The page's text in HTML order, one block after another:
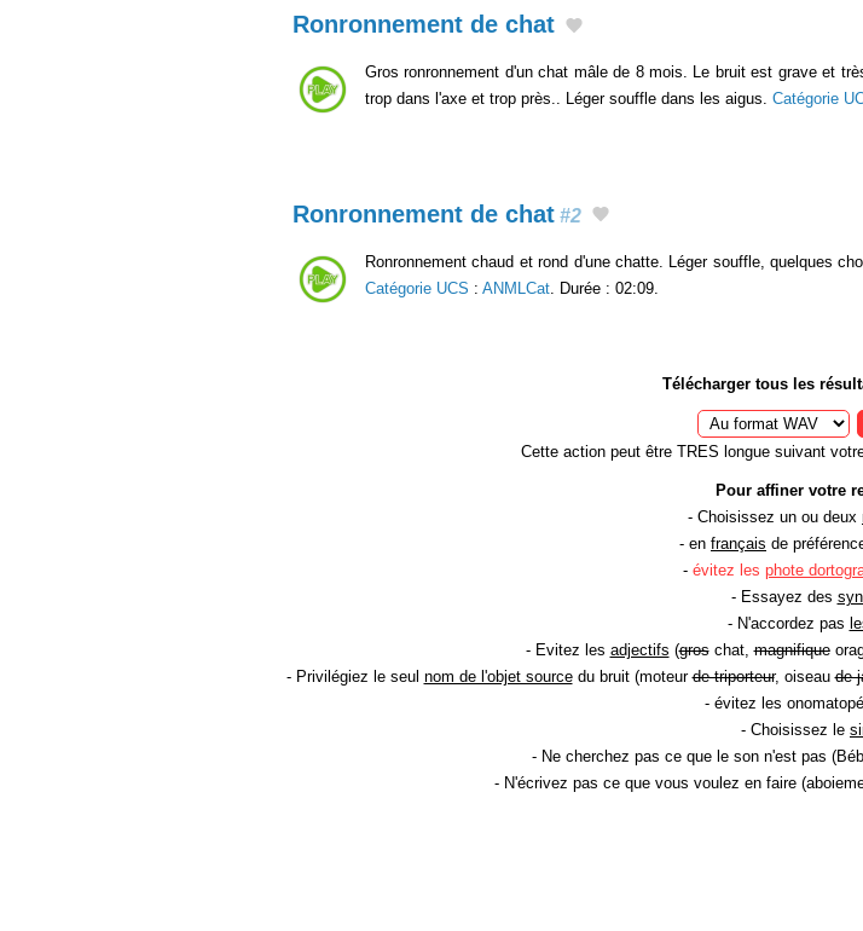
Ronronnement de chat
Gros ronronnement d'un chat mâle de 8 mois. Le bruit est grave et
trop dans l'axe et trop près.. Léger souffle dans les aigus. Catégorie
Ronronnement de chat #2
Ronronnement chaud et rond d'une chatte. Léger souffle, quelques
Catégorie UCS : ANMLCat . Durée : 02:09.
Télécharger tous les
Télécharger
Cette action peut être TRES longue suivant
Pour affiner votre
- Choisissez un ou deux
- en français de
- évitez les phote
- Essayez des
- N'accordez pas
- Evitez les adjectifs (groschat,magnifique
- Privilégiez le seul nom de l'objet sourcedu bruit (moteurde triporteur, oiseaude
- évitez les
- Choisissez le
- Ne cherchez pas ce que le son n'est pas
- N'écrivez pas ce que vous voulez en faire